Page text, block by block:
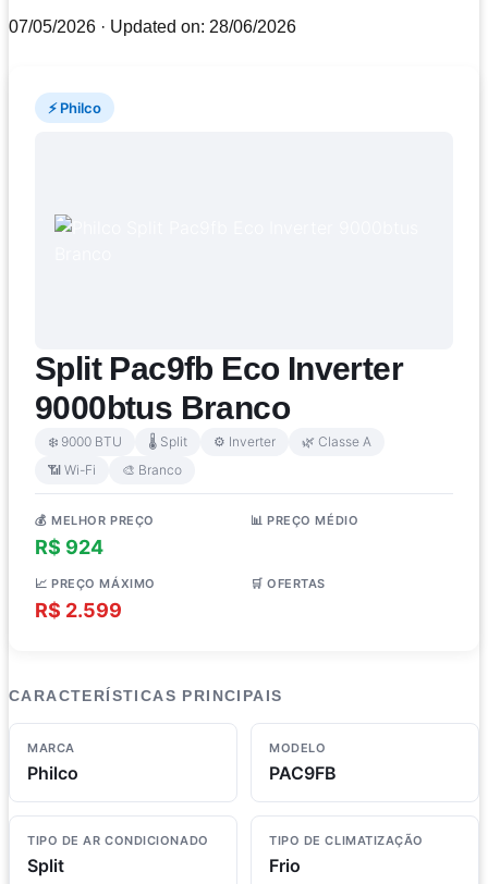
07/05/2026 · Updated on: 28/06/2026
⚡ Philco
Split Pac9fb Eco Inverter
9000btus Branco
❄️ 9000 BTU 🌡️ Split ⚙️ Inverter
🌿 Classe A
📶 Wi-Fi
🎨 Branco
💰 MELHOR PREÇO
R$ 924
📊 PREÇO MÉDIO
📈 PREÇO MÁXIMO
R$ 2.599
🛒 OFERTAS
CARACTERÍSTICAS PRINCIPAIS
MARCA
Philco
MODELO
PAC9FB
TIPO DE AR CONDICIONADO
Split
TIPO DE CLIMATIZAÇÃO
Frio